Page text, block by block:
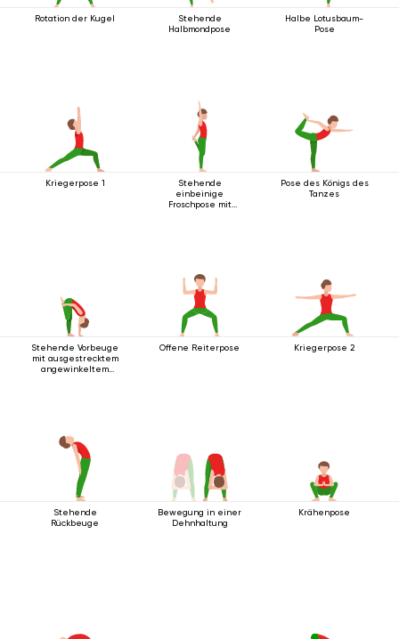
Rotation der Kugel
Stehende
Halbmondpose
Halbe Lotusbaum-
Pose
Kriegerpose 1
Stehende
einbeinige
Froschpose mit
Pose des Königs des
Tanzes
Stehende Vorbeuge
mit ausgestrecktem
angewinkeltem
Offene Reiterpose Kriegerpose 2
Stehende
Rückbeuge
Bewegung in einer
Dehnhaltung
Krähenpose